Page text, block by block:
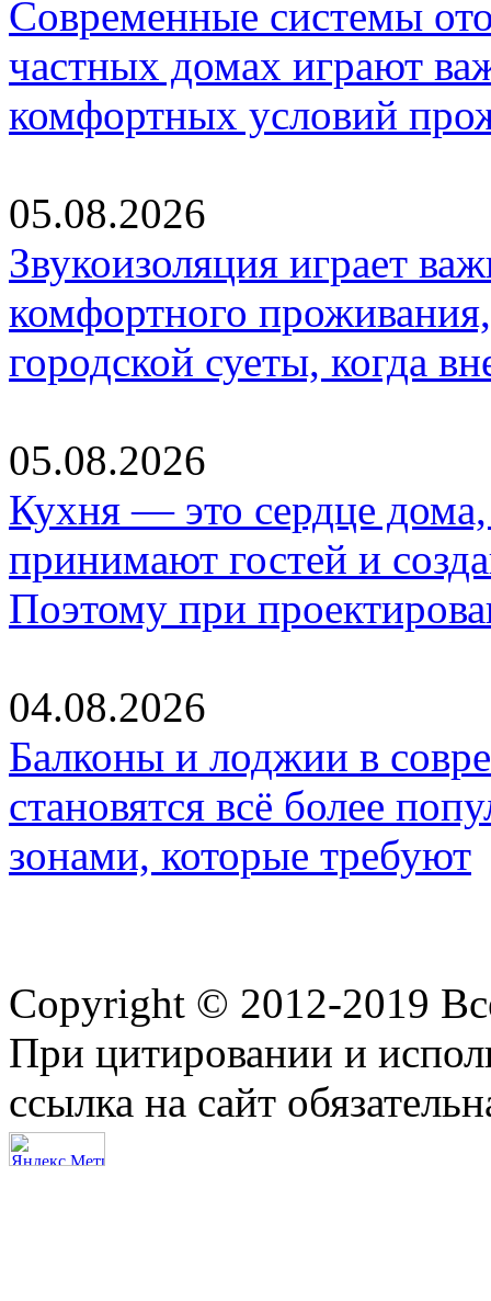
Современные системы
частных домах играют
комфортных условий
05.08.2026
Звукоизоляция играет
комфортного
городской суеты, когда
05.08.2026
Кухня — это сердце дома,
принимают гостей и
Поэтому при
04.08.2026
Балконы и лоджии в
становятся всё более
зонами, которые требуют
Copyright © 2012-2019
При цитировании и
ссылка на сайт